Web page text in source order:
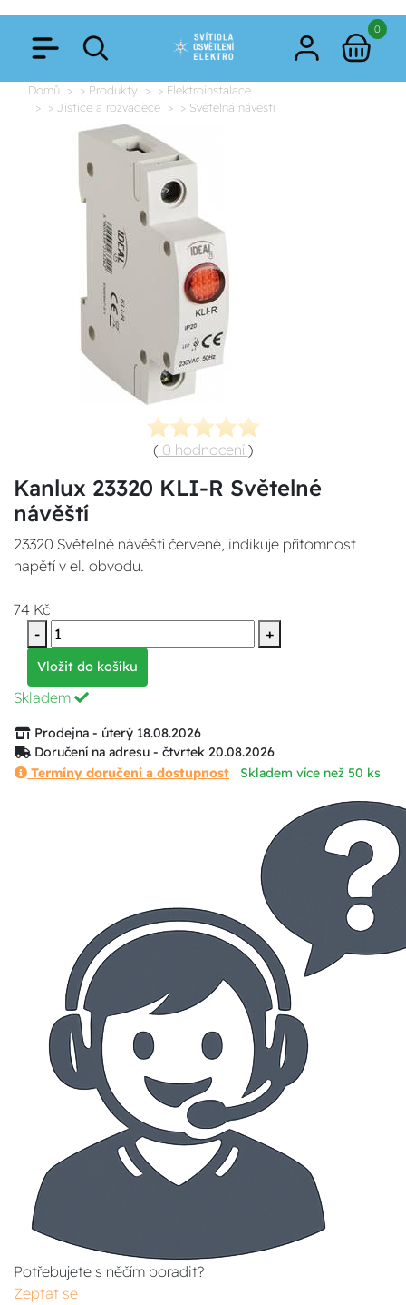
0
Domů > Produkty
> Elektroinstalace
> Jističe a rozvaděče
> Světelná návěstí
( 0 hodnocení )
Kanlux 23320 KLI-R Světelné
návěští
23320 Světelné návěští červené, indikuje přítomnost
napětí v el. obvodu.
74 Kč
-
+
Vložit do košíku
Skladem
Prodejna - úterý 18.08.2026
Doručení na adresu - čtvrtek 20.08.2026
Termíny doručení a dostupnost
Skladem více než 50 ks
Potřebujete s něčím poradit?
Zeptat se